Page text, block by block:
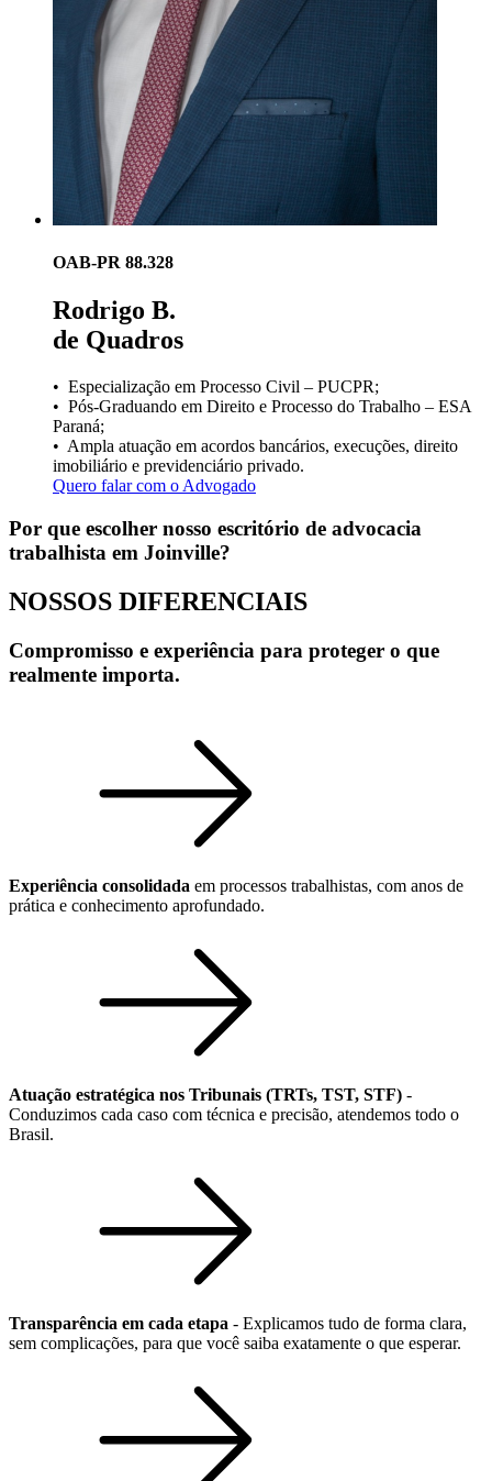
OAB-PR 88.328
Rodrigo B.
de Quadros
• Especialização em Processo Civil – PUCPR;
• Pós-Graduando em Direito e Processo do Trabalho – ESA
Paraná;
• Ampla atuação em acordos bancários, execuções, direito
imobiliário e previdenciário privado.
Quero falar com o Advogado
Por que escolher nosso escritório de advocacia
trabalhista em Joinville?
NOSSOS DIFERENCIAIS
Compromisso e experiência para proteger o que
realmente importa.
Experiência consolidada em processos trabalhistas, com anos de
prática e conhecimento aprofundado.
Atuação estratégica nos Tribunais (TRTs, TST, STF) -
Conduzimos cada caso com técnica e precisão, atendemos todo o
Brasil.
Transparência em cada etapa - Explicamos tudo de forma clara,
sem complicações, para que você saiba exatamente o que esperar.